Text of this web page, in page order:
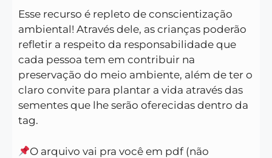
Esse recurso é repleto de conscientização
ambiental! Através dele, as crianças poderão
refletir a respeito da responsabilidade que
cada pessoa tem em contribuir na
preservação do meio ambiente, além de ter o
claro convite para plantar a vida através das
sementes que lhe serão oferecidas dentro da
tag.
O arquivo vai pra você em pdf (não